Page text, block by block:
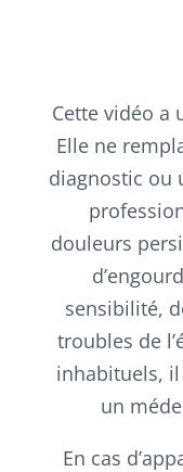
Cette vidéo a
Elle ne
diagnostic ou
douleurs
sensibilité,
troubles de
inhabituels,
un
En cas